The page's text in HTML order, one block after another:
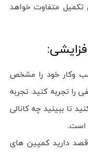
تکمیل متفاوت خواهد
وکار خود را مشخص
را تجربه کنید. تجربه
تا ببینید چه کانالی
است.
دارید کمپین های